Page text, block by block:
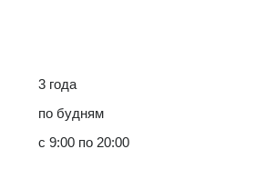
3 года
по будням
с 9:00 по 20:00